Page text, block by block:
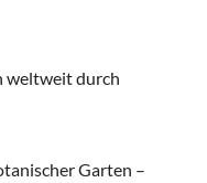
weltweit durch
Garten –